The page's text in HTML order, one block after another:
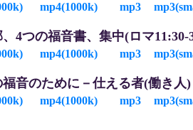
mp4(1000k) mp3
4つの福音書、集中(ロマ11:30-
mp4(1000k) mp3
音のために－仕える者(働き人
mp4(1000k) mp3